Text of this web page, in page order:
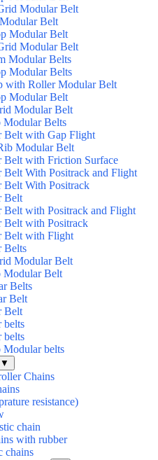
Modular Belt
Belt
Modular Belt
Modular Belt
Modular Belts
Modular Belts
with Roller Modular Belt
Modular Belt
Modular Belt
Modular Belts
Belt with Gap Flight
Modular Belt
Belt with Friction Surface
Belt With Positrack and Flight
Belt With Positrack
Belt
Belt with Positrack and Flight
Belt with Positrack
Belt with Flight
Belts
Modular Belt
Modular Belt
Belts
Belt
Belt
belts
belts
Modular belts
▼
Chains
resistance)
chain
with rubber
chains